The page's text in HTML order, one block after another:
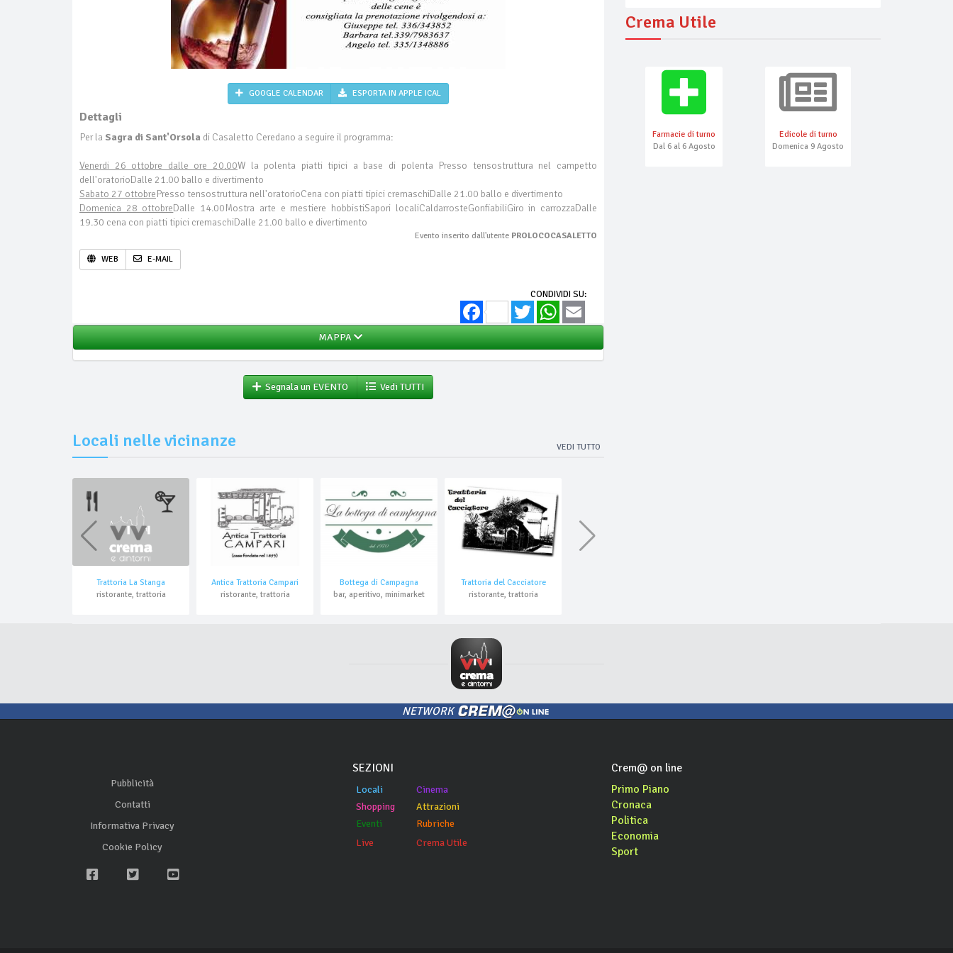
GOOGLE CALENDAR ESPORTA IN APPLE ICAL
Dettagli
Per la Sagra di Sant'Orsola di Casaletto Ceredano a seguire il programma:
Venerdi 26 ottobre dalle ore 20.00W la polenta piatti tipici a base di polenta Presso tensostruttura nel campetto
dell'oratorioDalle 21.00 ballo e divertimento
Sabato 27 ottobrePresso tensostruttura nell'oratorioCena con piatti tipici cremaschiDalle 21.00 ballo e divertimento
Domenica 28 ottobreDalle 14.00Mostra arte e mestiere hobbistiSapori localiCaldarrosteGonfiabiliGiro in carrozzaDalle
19.30 cena con piatti tipici cremaschiDalle 21.00 ballo e divertimento
Evento inserito dall'utente PROLOCOCASALETTO
WEB E-MAIL
CONDIVIDI SU:
FacebookTwitter WhatsApp
MAPPA
Segnala un EVENTO Vedi TUTTI
Locali nelle vicinanze VEDI TUTTO
Trattoria La Stanga
ristorante, trattoria
Antica Trattoria Campari
ristorante, trattoria
Bottega di Campagna
bar, aperitivo, minimarket
Trattoria del Cacciatore
ristorante, trattoria
Crema Utile
Farmacie di turno
Dal 6 al 6 Agosto
Edicole di turno
Domenica 9 Agosto
NETWORK
Pubblicità
Contatti
Informativa Privacy
Cookie Policy
SEZIONI
Locali
Shopping
Eventi
Live
Cinema
Attrazioni
Rubriche
Crema Utile
Crem@ on line
Primo Piano
Cronaca
Politica
Economia
Sport